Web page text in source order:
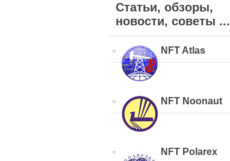
Статьи, обзоры,
новости, советы ...
NFT Atlas
NFT Noonaut
NFT Polarex